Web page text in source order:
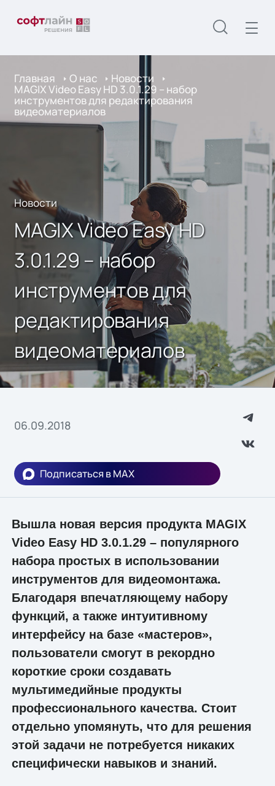
Главная О нас Новости
MAGIX Video Easy HD 3.0.1.29 – набор
инструментов для редактирования
видеоматериалов
Новости
MAGIX Video Easy HD
3.0.1.29 – набор
инструментов для
редактирования
видеоматериалов
06.09.2018
Подписаться в MAX
Вышла новая версия продукта MAGIX
Video Easy HD 3.0.1.29 – популярного
набора простых в использовании
инструментов для видеомонтажа.
Благодаря впечатляющему набору
функций, а также интуитивному
интерфейсу на базе «мастеров»,
пользователи смогут в рекордно
короткие сроки создавать
мультимедийные продукты
профессионального качества. Стоит
отдельно упомянуть, что для решения
этой задачи не потребуется никаких
специфически навыков и знаний.